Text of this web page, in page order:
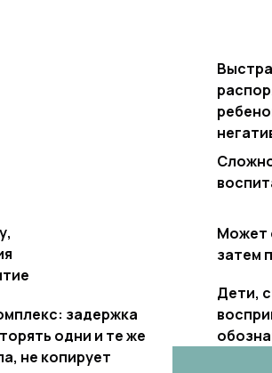
задержка
одни и те же
не копирует
Дети,
Может
затем